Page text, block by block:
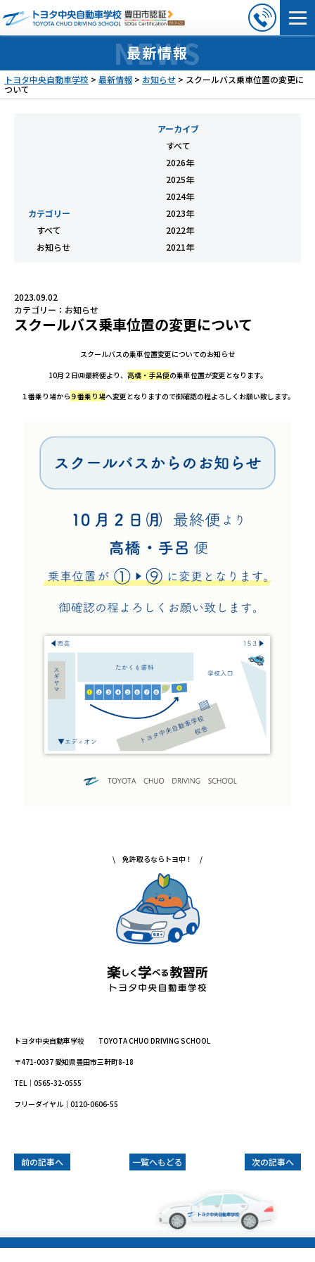
最新情報
トヨタ中央自動車学校 > 最新情報 > お知らせ > スクールバス乗車位置の変更に
ついて
カテゴリー
すべて
お知らせ
アーカイブ
すべて
2026年
2025年
2024年
2023年
2022年
2021年
2023.09.02
カテゴリー： お知らせ
スクールバス乗車位置の変更について
スクールバスの乗車位置変更についてのお知らせ
10月２日㈪最終便より、 高橋・手呂便の乗車位置が変更となります。
１番乗り場から ９番乗り場へ変更となりますので御確認の程よろしくお願い致します。
\ 免許取るならトヨ中！ /
トヨタ中央自動車学校 TOYOTA CHUO DRIVING SCHOOL
〒471-0037 愛知県豊田市三軒町8-18
TEL｜0565-32-0555
フリーダイヤル｜0120-0606-55
前の記事へ 一覧へもどる 次の記事へ